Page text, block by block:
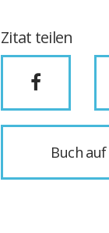
Zitat teilen
Buch auf